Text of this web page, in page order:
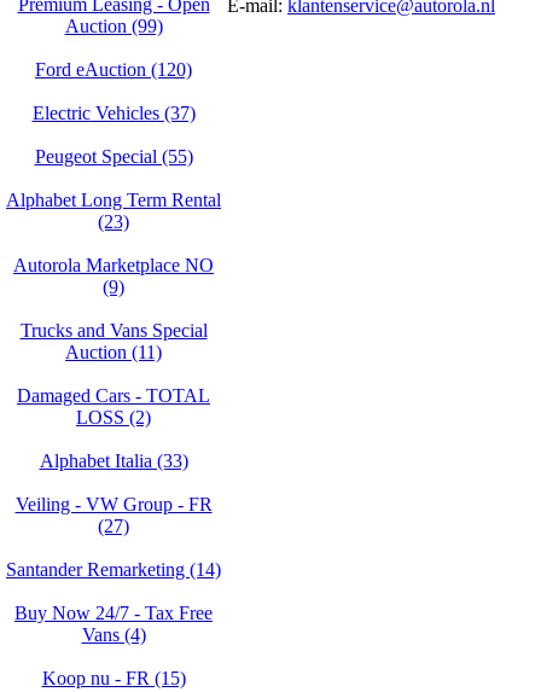
Premium Leasing - Open
Auction (99)
Ford eAuction (120)
Electric Vehicles (37)
Peugeot Special (55)
Alphabet Long Term Rental
(23)
Autorola Marketplace NO
(9)
Trucks and Vans Special
Auction (11)
Damaged Cars - TOTAL
LOSS (2)
Alphabet Italia (33)
Veiling - VW Group - FR
(27)
Santander Remarketing (14)
Buy Now 24/7 - Tax Free
Vans (4)
Koop nu - FR (15)
E-mail: klantenservice@autorola.nl